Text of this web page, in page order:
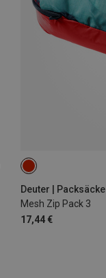
Deuter | Packsäcke
Mesh Zip Pack 3
17,44 €
ONE SIZE